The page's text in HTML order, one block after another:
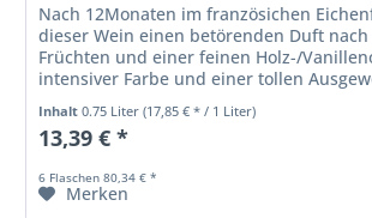
Nach 12Monaten im französichen
dieser Wein einen betörenden Duft nach
Früchten und einer feinen Holz-/
intensiver Farbe und einer tollen
Inhalt0.75 Liter(17,85 € * / 1 Liter)
13,39 € *
6 Flaschen 80,34 € *
Merken